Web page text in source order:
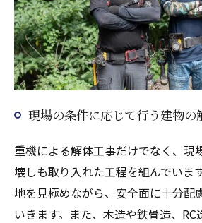
現場の条件に応じて行う建物の
重機による解体工事だけでなく、現
壊しも取り入れた工程を組んでいま
地を見極めながら、安全面に十分配
いきます。また、木造や鉄骨造、